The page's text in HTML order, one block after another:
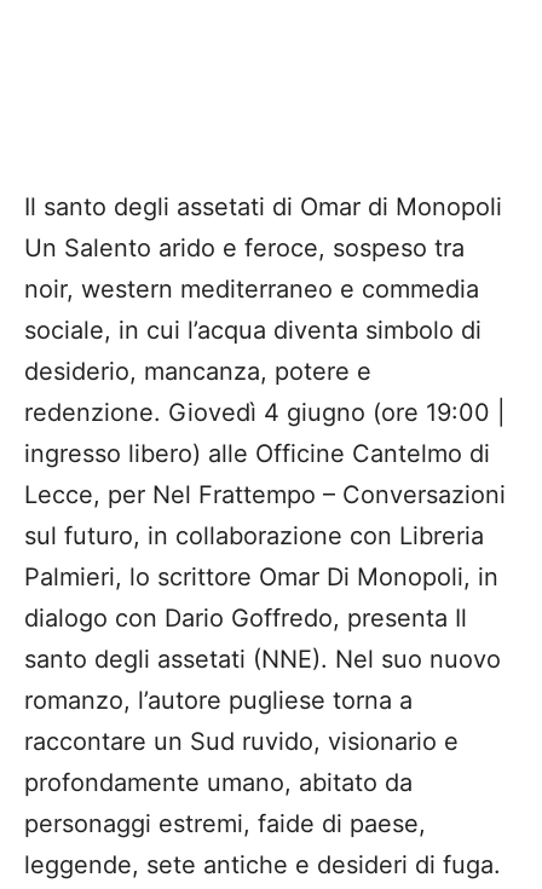
Il santo degli assetati di Omar di Monopoli
Un Salento arido e feroce, sospeso tra
noir, western mediterraneo e commedia
sociale, in cui l’acqua diventa simbolo di
desiderio, mancanza, potere e
redenzione. Giovedì 4 giugno (ore 19:00 |
ingresso libero) alle Officine Cantelmo di
Lecce, per Nel Frattempo – Conversazioni
sul futuro, in collaborazione con Libreria
Palmieri, lo scrittore Omar Di Monopoli, in
dialogo con Dario Goffredo, presenta Il
santo degli assetati (NNE). Nel suo nuovo
romanzo, l’autore pugliese torna a
raccontare un Sud ruvido, visionario e
profondamente umano, abitato da
personaggi estremi, faide di paese,
leggende, sete antiche e desideri di fuga.